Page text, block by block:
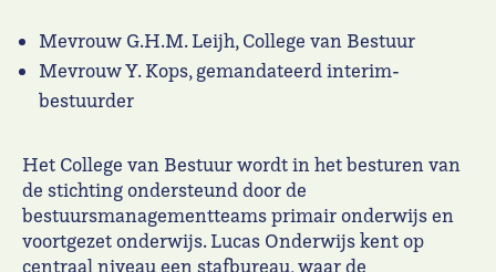
Mevrouw G.H.M. Leijh, College van Bestuur
Mevrouw Y. Kops, gemandateerd interim-
bestuurder
Het College van Bestuur wordt in het besturen van
de stichting ondersteund door de
bestuursmanagementteams primair onderwijs en
voortgezet onderwijs. Lucas Onderwijs kent op
centraal niveau een stafbureau, waar de